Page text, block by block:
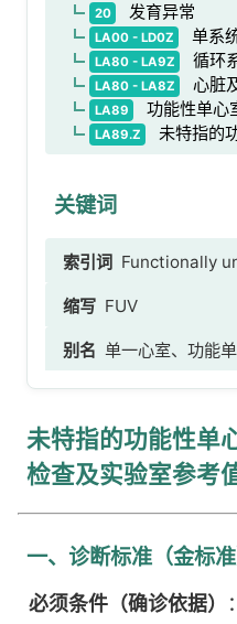
20 发育异常
LA00 - LD0Z 单系
LA80 - LA9Z 循环
LA80 - LA8Z 心脏
LA89 功能性单心
LA89.Z 未特指的
关键词
索引词 Functionally
指的功能性单心室、功
室心脏病、共同心室
间隔发育不全
缩写 FUV
别名 单一心室、功能
未特指的功能性单
检查及实验室参考
一、诊断标准（金标准
必须条件（确诊依据） ：